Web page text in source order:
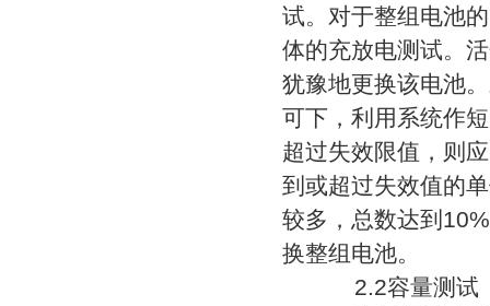
试。对于整组电池
体的充放电测试。
犹豫地更换该电池
可下，利用系统作
超过失效限值，则
到或超过失效值的
较多，总数达到
换整组电池。
2.2容量测试